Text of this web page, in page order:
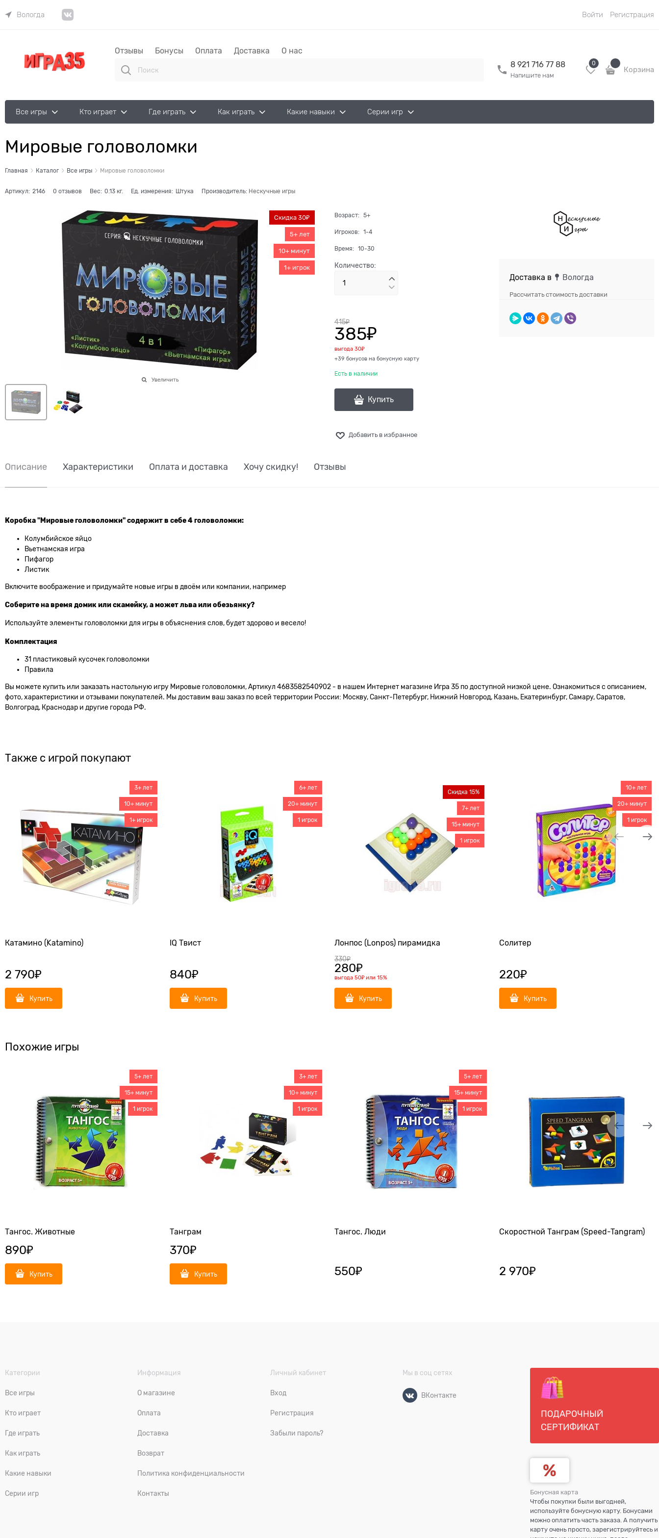
Вологда Войти Регистрация
Отзывы Бонусы Оплата Доставка
О нас
8 921 716 77 88
Напишите нам
0
Корзина
Все игры Кто играет Где играть Как играть Какие навыки Серии игр
Мировые головоломки
Главная Каталог Все игры Мировые головоломки
Артикул: 2146 0 отзывов Вес: 0.13 кг. Ед. измерения: Штука Производитель: Нескучные игры
Скидка 30₽
5+ лет
10+ минут
1+ игрок
Увеличить
Возраст: 5+
Игроков: 1-4
Время: 10-30
Количество:
415₽
385₽
выгода 30₽
+39 бонусов на бонусную карту
Есть в наличии
Купить
Добавить в избранное
Доставка в Вологда
Рассчитать стоимость доставки
Описание Характеристики Оплата и доставка Хочу скидку! Отзывы
Коробка "Мировые головоломки" содержит в себе 4 головоломки:
Колумбийское яйцо
Вьетнамская игра
Пифагор
Листик
Включите воображение и придумайте новые игры в двоём или компании, например
Соберите на время домик или скамейку, а может льва или обезьянку?
Используйте элементы головоломки для игры в объяснения слов, будет здорово и весело!
Комплектация
31 пластиковый кусочек головоломки
Правила
Вы можете купить или заказать настольную игру Мировые головоломки, Артикул 4683582540902 - в нашем Интернет магазине Игра 35 по доступной низкой цене. Ознакомиться с описанием,
фото, характеристики и отзывами покупателей. Мы доставим ваш заказ по всей территории России: Москву, Санкт-Петербург, Нижний Новгород, Казань, Екатеринбург, Самару, Саратов,
Волгоград, Краснодар и другие города РФ.
Также с игрой покупают
Катамино (Katamino)
3+ лет
10+ минут
1+ игрок
2 790₽
Купить
IQ Твист
6+ лет
20+ минут
1 игрок
840₽
Купить
Лонпос (Lonpos) пирамидка
Скидка 15%
7+ лет
15+ минут
1 игрок
330₽
280₽
выгода 50₽ или 15%
Купить
Солитер
10+ лет
20+ минут
1 игрок
220₽
Купить
Похожие игры
Тангос. Животные
5+ лет
15+ минут
1 игрок
890₽
Купить
Танграм
3+ лет
10+ минут
1 игрок
370₽
Купить
Тангос. Люди
5+ лет
15+ минут
1 игрок
550₽
Скоростной Танграм (Speed-Tangram)
2 970₽
Категории
Все игры
Кто играет
Где играть
Как играть
Какие навыки
Серии игр
Информация
О магазине
Оплата
Доставка
Возврат
Политика конфиденциальности
Контакты
Личный кабинет
Вход
Регистрация
Забыли пароль?
Мы в соц сетях
ВКонтакте
ПОДАРОЧНЫЙ
СЕРТИФИКАТ
Бонусная карта
Чтобы покупки были выгодней,
используйте бонусную карту. Бонусами
можно оплатить часть заказа. А получить
карту очень просто, зарегистрируйтесь и